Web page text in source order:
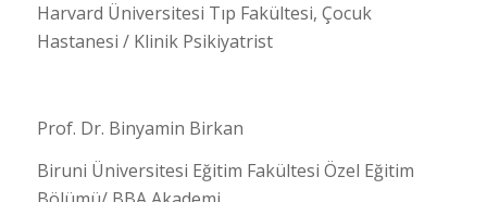
Harvard Üniversitesi Tıp Fakültesi, Çocuk
Hastanesi / Klinik Psikiyatrist
Prof. Dr. Binyamin Birkan
Biruni Üniversitesi Eğitim Fakültesi Özel Eğitim